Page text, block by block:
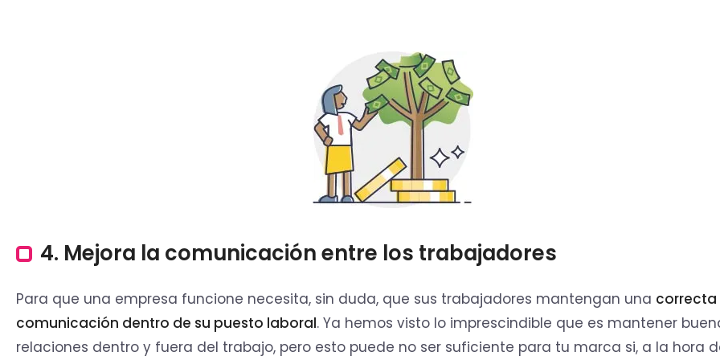
4. Mejora la comunicación entre los trabajadores
Para que una empresa funcione necesita, sin duda, que sus trabajadores mantengan una correcta
comunicación dentro de su puesto laboral. Ya hemos visto lo imprescindible que es mantener
relaciones dentro y fuera del trabajo, pero esto puede no ser suficiente para tu marca si, a la hora